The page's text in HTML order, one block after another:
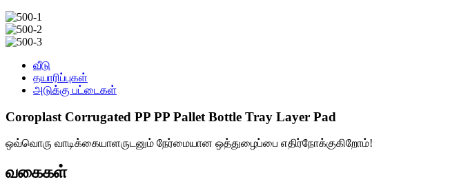
வீடு
தயாரிப்புகள்
அடுக்கு பட்டைகள்
Coroplast Corrugated PP PP Pallet Bottle Tray Layer Pad
ஒவ்வொரு வாடிக்கையாளருடனும் நேர்மையான ஒத்துழைப்பை எதிர்நோக்குகிறோம்!
வகைகள்